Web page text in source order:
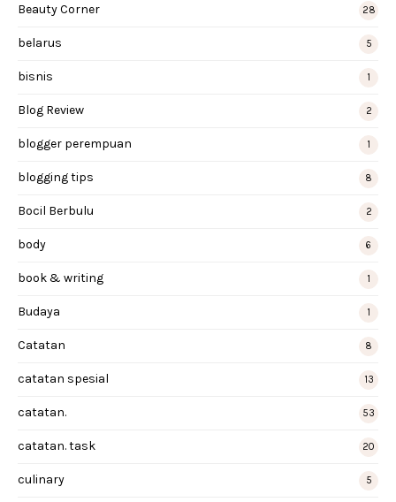
Beauty Corner 28
belarus 5
bisnis 1
Blog Review 2
blogger perempuan 1
blogging tips 8
Bocil Berbulu 2
body 6
book & writing 1
Budaya 1
Catatan 8
catatan spesial 13
catatan. 53
catatan. task 20
culinary 5